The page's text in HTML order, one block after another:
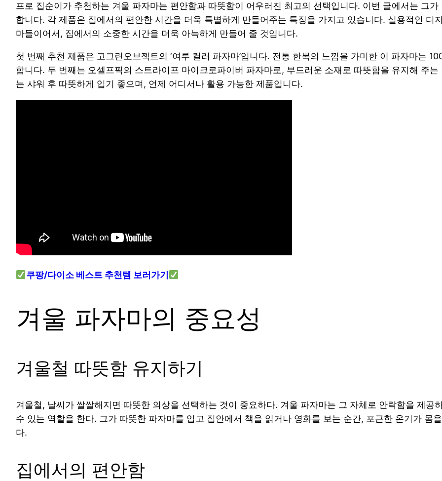
프로 집순이가 추천하는 겨울 파자마는 편안함과 따뜻함이 어우러진 최고의 선택입니다. 이번 글에서는 그
합니다. 각 제품은 집에서의 편안한 시간을 더욱 특별하게 만들어주는 특징을 가지고 있습니다. 실용적인 디
마들이어서, 집에서의 소중한 시간을 더욱 아늑하게 만들어 줄 것입니다.
첫 번째 추천 제품은 고그린오브젝트의 ‘여루 컬러 파자마’입니다. 전통 한복의 느낌을 가미한 이 파자마는
합니다. 두 번째는 오셀프픽의 스트라이프 마이크로파이버 파자마로, 부드러운 소재로 따뜻함을 유지해 주
는 샤워 후 따뜻하게 입기 좋으며, 언제 어디서나 활용 가능한 제품입니다.
쿠팡/다이소 베스트 추천템 보러가기
겨울 파자마의 중요성
겨울철 따뜻함 유지하기
겨울철, 날씨가 쌀쌀해지면 따뜻한 의상을 선택하는 것이 중요하다. 겨울 파자마는 그 자체로 안락함을 제공
수 있는 역할을 한다. 그가 따뜻한 파자마를 입고 집안에서 책을 읽거나 영화를 보는 순간, 포근한 온기가 몸
다.
집에서의 편안함